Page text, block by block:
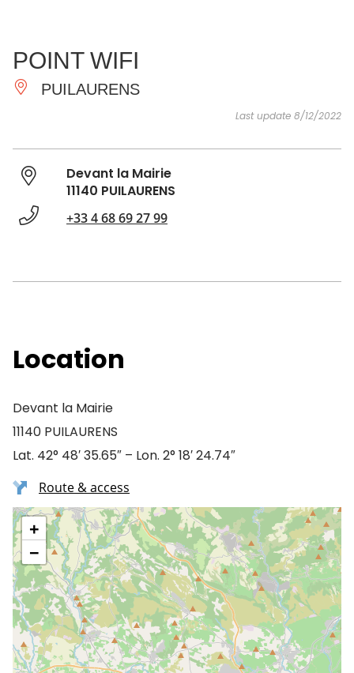
ESSENTIAL
AND
DO
POINT WIFI
PUILAURENS
Last update 8/12/2022
Devant la Mairie
11140 PUILAURENS
+33 4 68 69 27 99
Location
Devant la Mairie
11140 PUILAURENS
Lat. 42° 48′ 35.65″ – Lon. 2° 18′ 24.74″
Route & access
+
−